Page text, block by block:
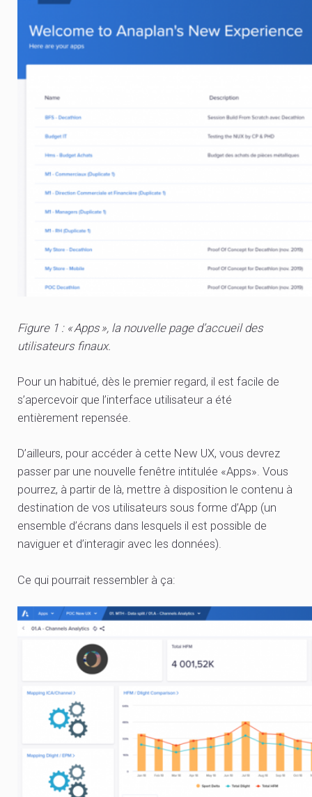
Figure 1 : « Apps », la nouvelle page d’accueil des
utilisateurs finaux.
Pour un habitué, dès le premier regard, il est facile de
s’apercevoir que l’interface utilisateur a été
entièrement repensée.
D’ailleurs, pour accéder à cette New UX, vous devrez
passer par une nouvelle fenêtre intitulée «Apps». Vous
pourrez, à partir de là, mettre à disposition le contenu à
destination de vos utilisateurs sous forme d’App (un
ensemble d’écrans dans lesquels il est possible de
naviguer et d’interagir avec les données).
Ce qui pourrait ressembler à ça: